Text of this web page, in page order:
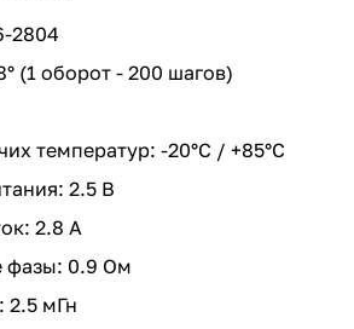
2804
(1 оборот - 200 шагов)
температур: -20°С / +85°С
2.5 В
2.8 А
фазы: 0.9 Ом
2.5 мГн